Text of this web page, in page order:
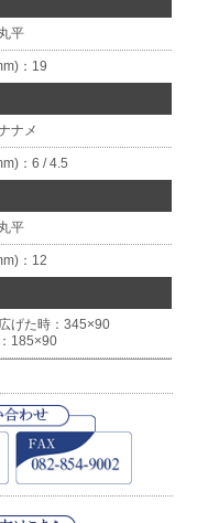
丸平
19
ナメ
6 / 4.5
丸平
12
広げた時：345×90
185×90